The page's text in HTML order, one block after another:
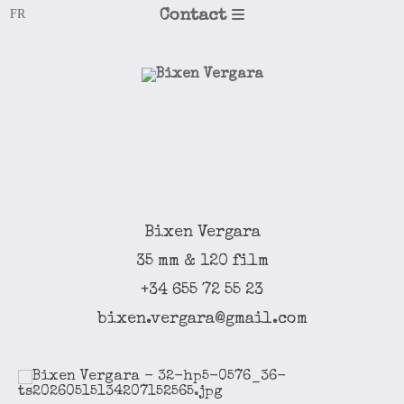
Contact
Bixen Vergara
35 mm & 120 film
+34 655 72 55 23
bixen.vergara@gmail.com